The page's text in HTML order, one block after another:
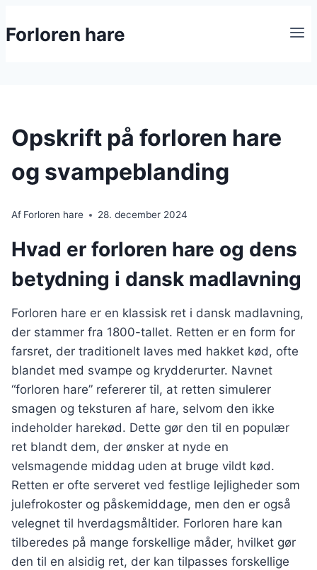
til
Forloren hare
Opskrift på forloren hare
og svampeblanding
Af Forloren hare 28. december 2024
Hvad er forloren hare og dens
betydning i dansk madlavning
Forloren hare er en klassisk ret i dansk madlavning,
der stammer fra 1800-tallet. Retten er en form for
farsret, der traditionelt laves med hakket kød, ofte
blandet med svampe og krydderurter. Navnet
“forloren hare” refererer til, at retten simulerer
smagen og teksturen af hare, selvom den ikke
indeholder harekød. Dette gør den til en populær
ret blandt dem, der ønsker at nyde en
velsmagende middag uden at bruge vildt kød.
Retten er ofte serveret ved festlige lejligheder som
julefrokoster og påskemiddage, men den er også
velegnet til hverdagsmåltider. Forloren hare kan
tilberedes på mange forskellige måder, hvilket gør
den til en alsidig ret, der kan tilpasses forskellige